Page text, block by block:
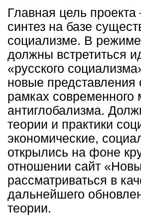
Главная цель проекта
синтез на базе
социализме. В режиме
должны встретиться
«русского
новые
рамках современного
антиглобализма.
теории и практики
экономические,
открылись на фоне
отношении сайт
рассматриваться в
дальнейшего
теории.